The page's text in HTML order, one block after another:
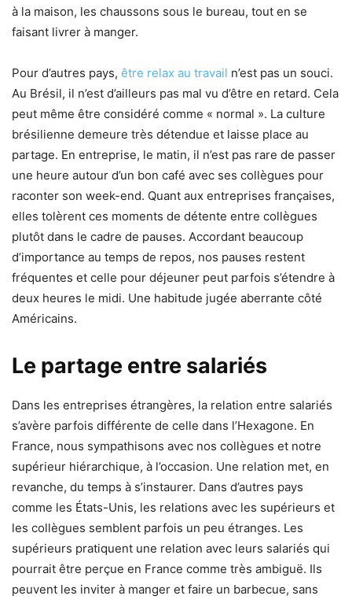
à la maison, les chaussons sous le bureau, tout en se
faisant livrer à manger.
Pour d’autres pays, être relax au travail n’est pas un souci.
Au Brésil, il n’est d’ailleurs pas mal vu d’être en retard. Cela
peut même être considéré comme « normal ». La culture
brésilienne demeure très détendue et laisse place au
partage. En entreprise, le matin, il n’est pas rare de passer
une heure autour d’un bon café avec ses collègues pour
raconter son week-end. Quant aux entreprises françaises,
elles tolèrent ces moments de détente entre collègues
plutôt dans le cadre de pauses. Accordant beaucoup
d’importance au temps de repos, nos pauses restent
fréquentes et celle pour déjeuner peut parfois s’étendre à
deux heures le midi. Une habitude jugée aberrante côté
Américains.
Le partage entre salariés
Dans les entreprises étrangères, la relation entre salariés
s’avère parfois différente de celle dans l’Hexagone. En
France, nous sympathisons avec nos collègues et notre
supérieur hiérarchique, à l’occasion. Une relation met, en
revanche, du temps à s’instaurer. Dans d’autres pays
comme les États-Unis, les relations avec les supérieurs et
les collègues semblent parfois un peu étranges. Les
supérieurs pratiquent une relation avec leurs salariés qui
pourrait être perçue en France comme très ambiguë. Ils
peuvent les inviter à manger et faire un barbecue, sans